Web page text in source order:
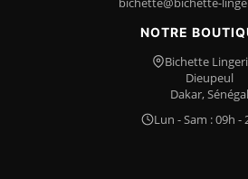
NOTRE
Bichette
Dieupeul
Dakar, Sénégal
Lun - Sam : 09h -